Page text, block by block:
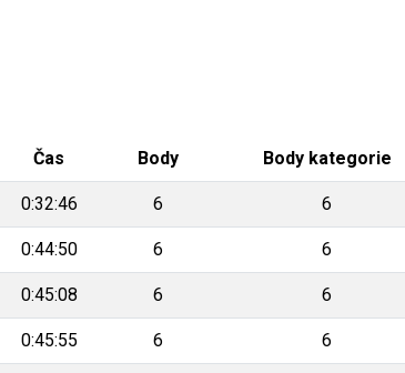
Čas Body Body kategorie
0:32:46 6 6
0:44:50 6 6
0:45:08 6 6
0:45:55 6 6